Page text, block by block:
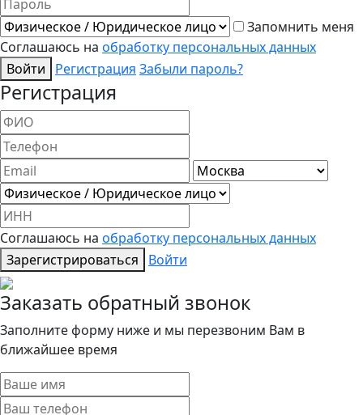
Запомнить меня
Соглашаюсь на обработку персональных данных
Войти
Регистрация Забыли пароль?
Регистрация
Соглашаюсь на обработку персональных данных
Зарегистрироваться
Войти
Заказать обратный звонок
Заполните форму ниже и мы перезвоним Вам в
ближайшее время